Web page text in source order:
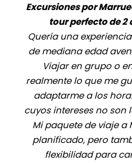
Excursiones por
tour perfecto de 2
Quería una
de mediana edad
Viajar en grupo o
realmente lo que me
adaptarme a los
cuyos intereses no son
Mi paquete de viaje a
planificado, pero
flexibilidad para